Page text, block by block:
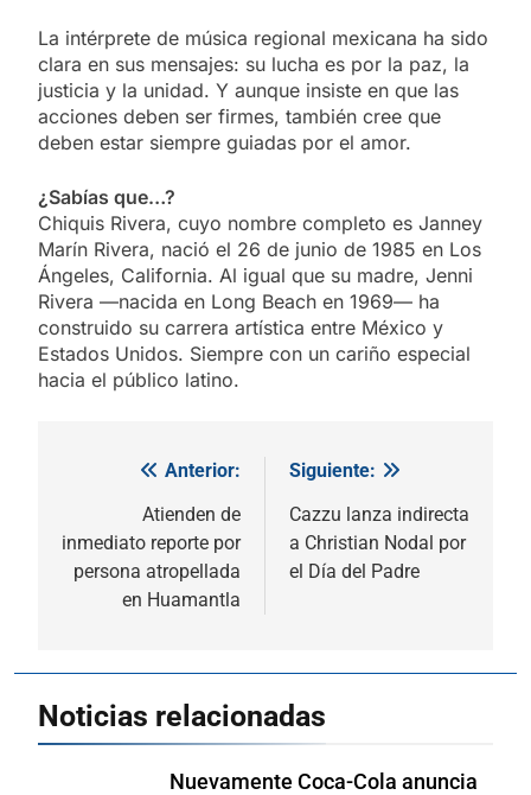
La intérprete de música regional mexicana ha sido
clara en sus mensajes: su lucha es por la paz, la
justicia y la unidad. Y aunque insiste en que las
acciones deben ser firmes, también cree que
deben estar siempre guiadas por el amor.
¿Sabías que…?
Chiquis Rivera, cuyo nombre completo es Janney
Marín Rivera, nació el 26 de junio de 1985 en Los
Ángeles, California. Al igual que su madre, Jenni
Rivera —nacida en Long Beach en 1969— ha
construido su carrera artística entre México y
Estados Unidos. Siempre con un cariño especial
hacia el público latino.
Navegación
entradas
Anterior:
Atienden de
inmediato reporte por
persona atropellada
en Huamantla
Siguiente:
Cazzu lanza indirecta
a Christian Nodal por
el Día del Padre
Noticias relacionadas
Nuevamente Coca-Cola anuncia